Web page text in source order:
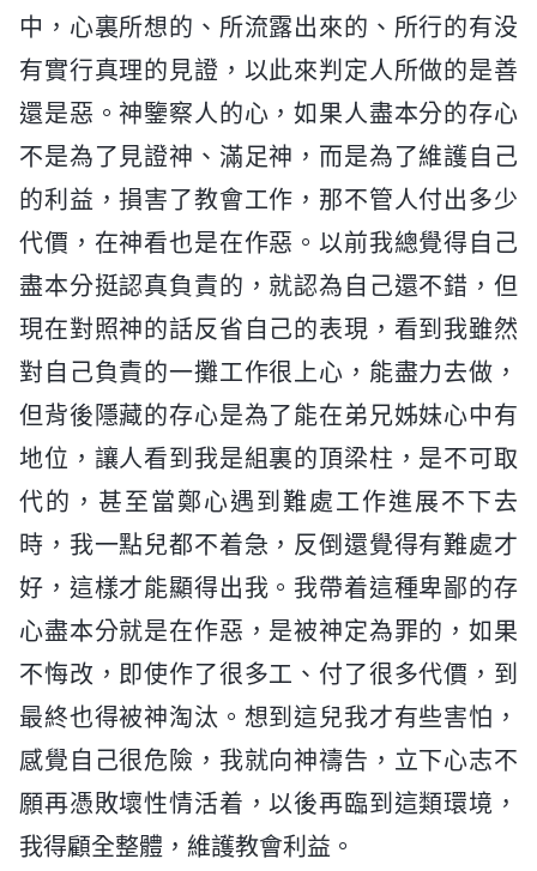
中，心裏所想的、所流露出來的、所行的有没
有實行真理的見證，以此來判定人所做的是善
還是惡。神鑒察人的心，如果人盡本分的存心
不是為了見證神、滿足神，而是為了維護自己
的利益，損害了教會工作，那不管人付出多少
代價，在神看也是在作惡。以前我總覺得自己
盡本分挺認真負責的，就認為自己還不錯，但
現在對照神的話反省自己的表現，看到我雖然
對自己負責的一攤工作很上心，能盡力去做，
但背後隱藏的存心是為了能在弟兄姊妹心中有
地位，讓人看到我是組裏的頂梁柱，是不可取
代的，甚至當鄭心遇到難處工作進展不下去
時，我一點兒都不着急，反倒還覺得有難處才
好，這樣才能顯得出我。我帶着這種卑鄙的存
心盡本分就是在作惡，是被神定為罪的，如果
不悔改，即使作了很多工、付了很多代價，到
最終也得被神淘汰。想到這兒我才有些害怕，
感覺自己很危險，我就向神禱告，立下心志不
願再憑敗壞性情活着，以後再臨到這類環境，
我得顧全整體，維護教會利益。